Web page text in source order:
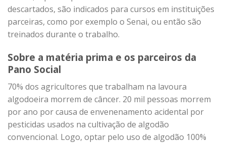
descartados, são indicados para cursos em instituições
parceiras, como por exemplo o Senai, ou então são
treinados durante o trabalho.
Sobre a matéria prima e os parceiros da
Pano Social
70% dos agricultores que trabalham na lavoura
algodoeira morrem de câncer. 20 mil pessoas morrem
por ano por causa de envenenamento acidental por
pesticidas usados na cultivação de algodão
convencional. Logo, optar pelo uso de algodão 100%